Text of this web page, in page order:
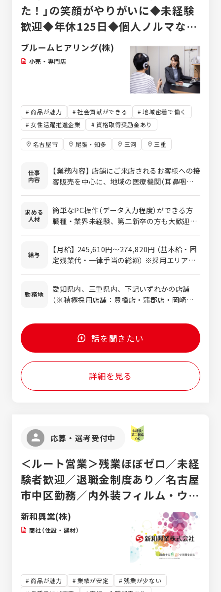
た！」の笑顔がやりがいに◆未経験
歓迎◆年休125日◆個人ノルマなし
◆資格取得費用は全額会社負担！
ブルームヒアリング(株)
小売・専門店
商品が魅力 社会貢献ができる
地域密着で働く
女性活躍推進企業
資格取得奨励金あり
名古屋市 尾張・知多 三河 三重
仕事
内容
【業務内容】 店舗にご来店されるお客様への接
客販売を中心に、地域の医療機関（耳鼻咽喉
サポートし、地域社会に貢献できるお仕事で
す。 ◆具体的な仕事内容 ＜店舗でのカウンセ
リング・販売＞ ・ヒアリング：「家族との会
話を楽しみたい」などのお悩みを丁寧に伺い
ます。 ・測定・試聴：専用機器で聞こえの状
って音のバランスを細かく調整します。 ・ア
フターケア：ご購入後も定期的なメンテナン
療機関への外来営業（地域連携）＞ ・病院・ク
リニックへの訪問：地域のドクターや医療ス
タッフと定期的にコミュニケーションを取
り、信頼関係を構築。補聴器を必要とする患
者様をご紹介いただけるよう連携を深めま
す。 ・出張相談・外来対応：提携先の医療機
関に赴き、ドクターの診療をサポートする形
タッフが同行してしっかりサポートします。
個人ノルマはなく、目標に向かって店舗全体
社後の充実した研修で身につけられるため、
「地域の方々の役に立ちたい」という誠実な姿
勢があれば、営業や医療業界の経験がなくて
も安心してスタートできます。 元金融営業や
数活躍中。
求める
人材
簡単なPC操作（データ入力程度）ができる方
職種・業界未経験、第二新卒の方も大歓迎！
です。 販売、飲食、介護など、異業種からの
転職者が多数活躍中！あなたのホスピタリテ
ィを活かせる職場です。 ＜こんな方にピッタ
リです＞ ・人の役に立つこと、人と関わるこ
とが好きな方 ・売上よりも、目の前のお客様
・ドクターや医療スタッフの方々と定期的に
コミュニケーションを取りながら、 一人ひ
とりの患者さまにより良い聴こえを届けるた
めの関係づくりに携わりたい方 ・一生モノの
専門スキル（資格）を身につけ、長く安定して
給与
【月給】 245,610円～274,820円 （基本給・固
定残業代・一律手当の総額） ※採用エリアや
1ヶ月あたり1万8,610円 〜（固定残業時間：1
ヶ月あたり10時間） 固定残業
を支給する。 ※残業0時間の
場合でも上記金額を支給します。 ・賞与年1
回（基本給年額の15％） ・給与改定年1回 ・販
中は対象外。予算100%を達成した場合のみ
支給。 ・等級手当(一律手当に含む)：3万円
勤務地
愛知県内、三重県内、下記いずれかの店舗
（※積極採用店舗：豊橋店・蒲郡店・岡崎
・ブルーム蒲郡店 ※ ・ブルーム岡崎店 ※
・ブルーム名駅店 ・ブルーム神宮前店 ・ブ
ルーム 小幡店 ・ブルーム豊田店 ※ ・ブル
ーム半田店 【三重県】 ・ブルーム四日市店 ・
ブルーム鈴鹿店 ・イヤーズ補聴器センター
津店 ・ブルーム松阪店 ・ブルーム上野店
話を聞きたい
詳細を見る
応募・選考受付中
＜ルート営業＞残業ほぼゼロ／未経
験者歓迎／退職金制度あり／名古屋
市中区勤務／内外装フィルム・ウィ
ンドウフィルム・塗料の専門商社
新和興業(株)
商社（住設・建材）
商品が魅力 業績が安定
残業が少ない